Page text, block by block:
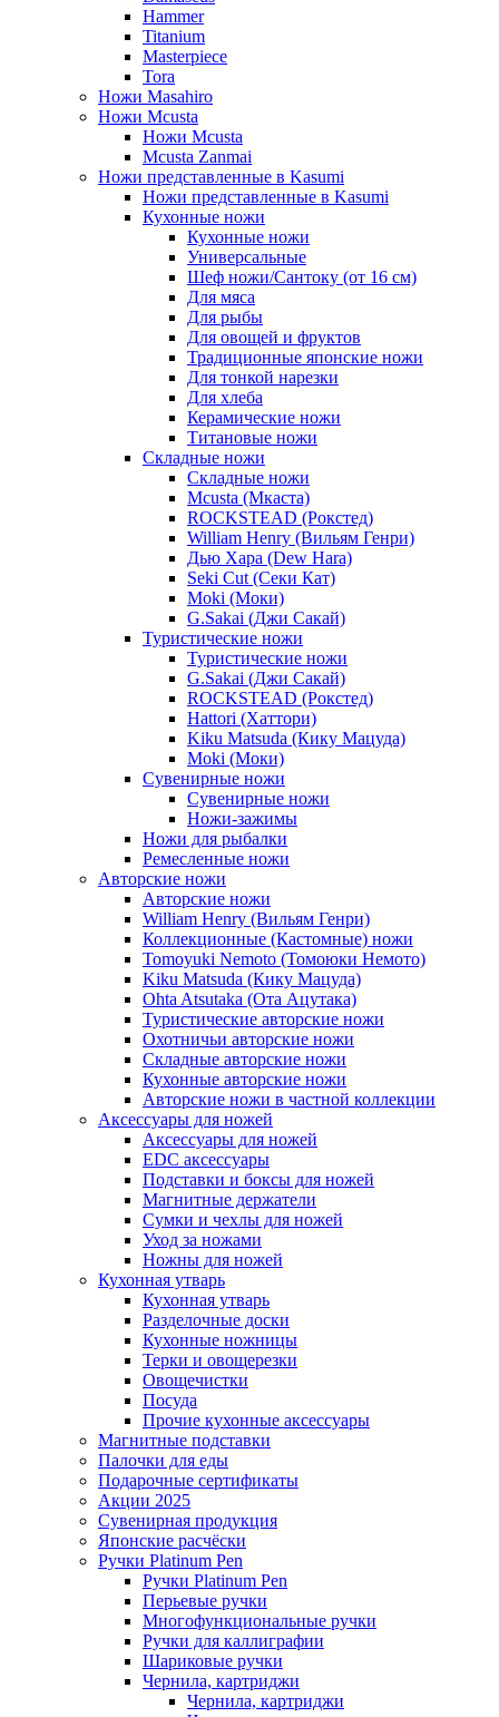
Hammer
Titanium
Masterpiece
Tora
Ножи Masahiro
Ножи Mcusta
Ножи Mcusta
Mcusta Zanmai
Ножи представленные в Kasumi
Ножи представленные в Kasumi
Кухонные ножи
Кухонные ножи
Универсальные
Шеф ножи/Сантоку (от 16 см)
Для мяса
Для рыбы
Для овощей и фруктов
Традиционные японские ножи
Для тонкой нарезки
Для хлеба
Керамические ножи
Титановые ножи
Складные ножи
Складные ножи
Mcusta (Мкаста)
ROCKSTEAD (Рокстед)
William Henry (Вильям Генри)
Дью Хара (Dew Hara)
Seki Cut (Секи Кат)
Moki (Моки)
G.Sakai (Джи Сакай)
Туристические ножи
Туристические ножи
G.Sakai (Джи Сакай)
ROCKSTEAD (Рокстед)
Hattori (Хаттори)
Kiku Matsuda (Кику Мацуда)
Moki (Моки)
Сувенирные ножи
Сувенирные ножи
Ножи-зажимы
Ножи для рыбалки
Ремесленные ножи
Авторские ножи
Авторские ножи
William Henry (Вильям Генри)
Коллекционные (Кастомные) ножи
Tomoyuki Nemoto (Томоюки Немото)
Kiku Matsuda (Кику Мацуда)
Ohta Atsutaka (Ота Ацутака)
Туристические авторские ножи
Охотничьи авторские ножи
Складные авторские ножи
Кухонные авторские ножи
Авторские ножи в частной коллекции
Аксессуары для ножей
Аксессуары для ножей
EDC аксессуары
Подставки и боксы для ножей
Магнитные держатели
Сумки и чехлы для ножей
Уход за ножами
Ножны для ножей
Кухонная утварь
Кухонная утварь
Разделочные доски
Кухонные ножницы
Терки и овощерезки
Овощечистки
Посуда
Прочие кухонные аксессуары
Магнитные подставки
Палочки для еды
Подарочные сертификаты
Акции 2025
Сувенирная продукция
Японские расчёски
Ручки Platinum Pen
Ручки Platinum Pen
Перьевые ручки
Многофункциональные ручки
Ручки для каллиграфии
Шариковые ручки
Чернила, картриджи
Чернила, картриджи